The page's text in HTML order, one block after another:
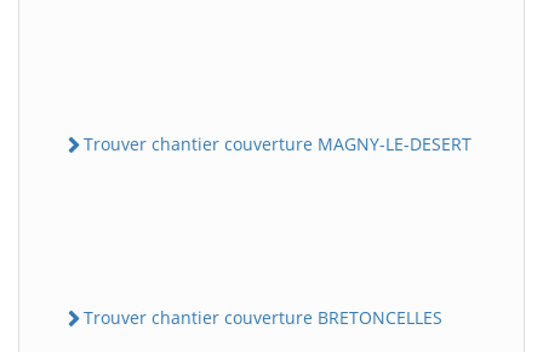
Trouver chantier couverture MAGNY-LE-DESERT
Trouver chantier couverture BRETONCELLES